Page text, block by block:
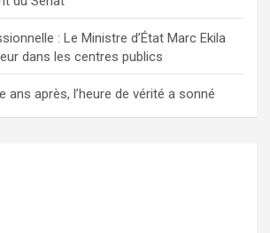
: Le Ministre d’État Marc Ekila
dans les centres publics
ans après, l’heure de vérité a sonné